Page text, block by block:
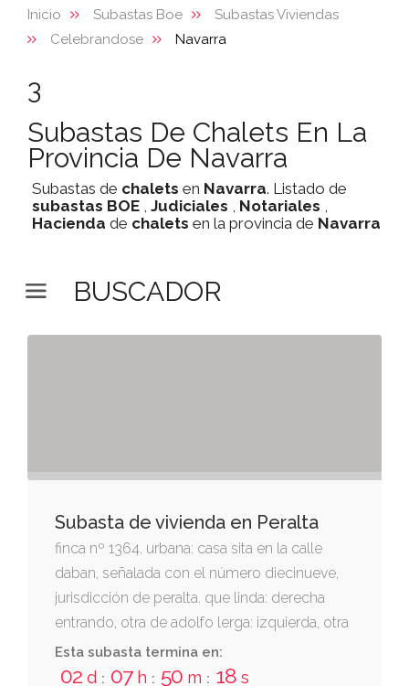
Inicio Subastas Boe
Subastas Viviendas
Celebrandose
Navarra
3
Subastas De Chalets En La
Provincia De Navarra
Subastas de chalets en Navarra. Listado de
subastas BOE , Judiciales , Notariales ,
Hacienda de chalets en la provincia de Navarra
BUSCADOR
Subasta de vivienda en Peralta
finca nº 1364. urbana: casa sita en la calle
daban, señalada con el número diecinueve,
jurisdicción de peralta. que linda: derecha
entrando, otra de adolfo lerga: izquierda, otra
de alejandro delgado; espalda, otra de cirila
irigaray. consta de tres pisos y el bajo. se
Esta subasta termina en:
02 d : 07 h : 50 m : 17 s